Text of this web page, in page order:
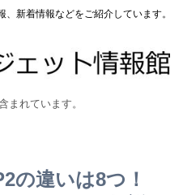
新着情報などをご紹介しています。
まれています。
の違いは8つ！